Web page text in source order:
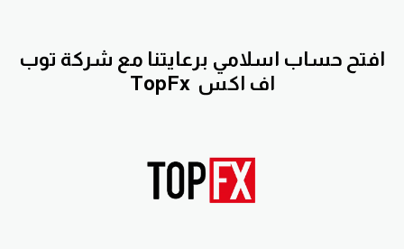
افتح حساب اسلامي برعايتنا مع شركة توب
اف اكس TopFx